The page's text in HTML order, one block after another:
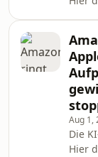
das
loesung/ Richter lehnt
xAI
Aug 1,
Die
Hier